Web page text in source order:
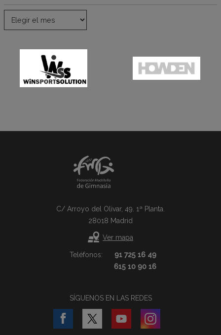
C/ Arroyo del Olivar, 49. 1ª Planta.
28018 Madrid
Ver mapa
Teléfonos:
91 725 16 49
615 10 90 16
SÍGUENOS EN LAS REDES